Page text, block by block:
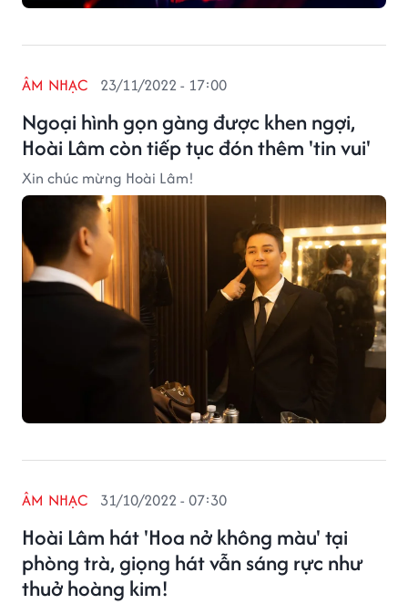
Ngoại hình gọn gàng được khen ngợi,
Hoài Lâm còn tiếp tục đón thêm 'tin vui'
ÂM NHẠC 23/11/2022 - 17:00
Xin chúc mừng Hoài Lâm!
Hoài Lâm hát 'Hoa nở không màu' tại
phòng trà, giọng hát vẫn sáng rực như
thuở hoàng kim!
ÂM NHẠC 31/10/2022 - 07:30